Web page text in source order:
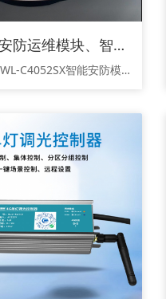
治安监控安防运维模块、智能物联模块、智能监控箱模块，断电断网模块、断电断网告警器
纽脉天盾系列WL-C4052SX智能安防模块专为雪亮工程、平安城市、天网工程等场景研发，攻克市电中断、设备宕机、网络瘫痪三大行业痛点。创新融合4路电源输入毫秒级检测+6路智能输出负载保护，支持光猫/交换机/摄像机全链路自愈。搭载RS485+DC12VMODBUS扩展接口，无缝接入温湿度/门禁/告警等8类设备，0.96寸液晶屏+10状态指示灯实现设备健康全景可视。PC阻燃外壳抵御30℃~75℃严苛环境，通过MQTT/SNMP/HTTP多协议构建智能运维中枢，显著降低监控盲区率达92%